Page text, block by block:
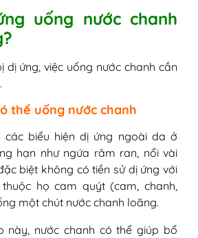
uống nước chanh
dị ứng, việc uống nước chanh cần
thể uống nước chanh
các biểu hiện dị ứng ngoài da ở
hạn như ngứa râm ran, nổi vài
biệt không có tiền sử dị ứng với
họ cam quýt (cam, chanh,
một chút nước chanh loãng.
này, nước chanh có thể giúp bổ